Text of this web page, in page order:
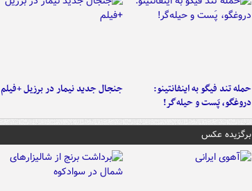
حمله تند فیگو به اینفانتینو:
دروغگو، پَست‌ و حیله‌گر!
جنجال جدید نیمار در برزیل +فیلم
برگزیده عکس